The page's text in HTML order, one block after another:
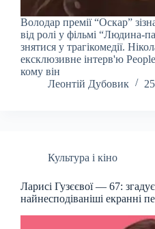
Володар премії “Оскар”
від ролі у фільмі “Людина-
знятися у трагікомедії.
ексклюзивне інтерв'ю
кому він
Леонтій Дубовик
Культура і кіно
Ларисі Гузєєвої — 67:
найнесподіваніші екранні